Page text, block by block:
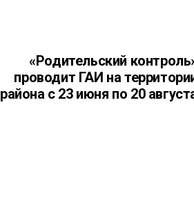
«Родительский
проводит ГАИ на
района с 23 июня по 20